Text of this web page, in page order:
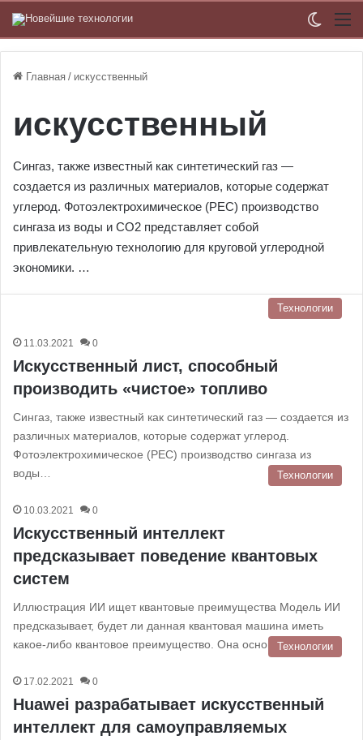
Главная / искусственный
искусственный
Сингаз, также известный как синтетический газ —
создается из различных материалов, которые содержат
углерод. Фотоэлектрохимическое (PEC) производство
сингаза из воды и CO2 представляет собой
привлекательную технологию для круговой углеродной
экономики. …
Технологии
11.03.2021 0
Искусственный лист, способный
производить «чистое» топливо
Сингаз, также известный как синтетический газ — создается из
различных материалов, которые содержат углерод.
Фотоэлектрохимическое (PEC) производство сингаза из
воды…
Технологии
10.03.2021 0
Искусственный интеллект
предсказывает поведение квантовых
систем
Иллюстрация ИИ ищет квантовые преимущества Модель ИИ
предсказывает, будет ли данная квантовая машина иметь
какое-либо квантовое преимущество. Она основана на…
Технологии
17.02.2021 0
Huawei разрабатывает искусственный
интеллект для самоуправляемых